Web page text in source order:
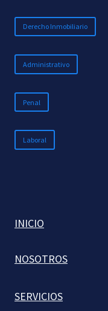
Derecho Inmobiliario
Administrativo
Penal
Laboral
INICIO
NOSOTROS
SERVICIOS